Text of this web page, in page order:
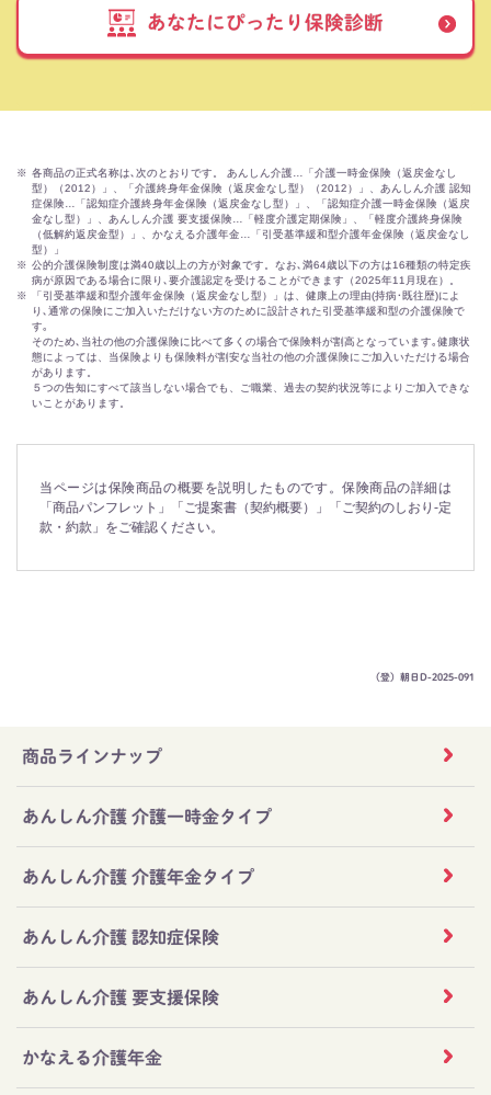
あなたにぴったり保険診断
※ 各商品の正式名称は､次のとおりです。 あんしん介護…「介護一時金保険（返戻金なし
型）（2012）」、「介護終身年金保険（返戻金なし型）（2012）」、あんしん介護 認知
症保険…「認知症介護終身年金保険（返戻金なし型）」、「認知症介護一時金保険（返戻
金なし型）」、あんしん介護 要支援保険…「軽度介護定期保険」、「軽度介護終身保険
（低解約返戻金型）」、かなえる介護年金…「引受基準緩和型介護年金保険（返戻金なし
型）」
※ 公的介護保険制度は満40歳以上の方が対象です。​なお､満64歳以下の方は16種類の特定疾
病が原因である場合に限り､要介護認定を受け​ることができます（2025年11月現在）。​
※ 「引受基準緩和型介護年金保険（返戻金なし型）」は、健康上の理由(持病･既往歴)によ
り､通常の保険にご加入いただけない方のために設計された引受基準緩和型の介護保険で
す｡
そのため､当社の他の介護保険に比べて多くの場合で保険料が割高となっています｡健康状
態によっては、当保険よりも保険料が割安な当社の他の介護保険にご加入いただける場合
があります。
５つの告知にすべて該当しない場合でも、ご職業、過去の契約状況等によりご加入できな
いことがあります。
当ページは保険商品の概要を説明したものです。保険商品の詳細は
「商品パンフレット」「ご提案書（契約概要）」「ご契約のしおり-定
款・約款」をご確認ください。
（登）朝日D-2025-091
商品ラインナップ
あんしん介護 介護一時金タイプ
あんしん介護 介護年金タイプ
あんしん介護 認知症保険
あんしん介護 要支援保険
かなえる介護年金